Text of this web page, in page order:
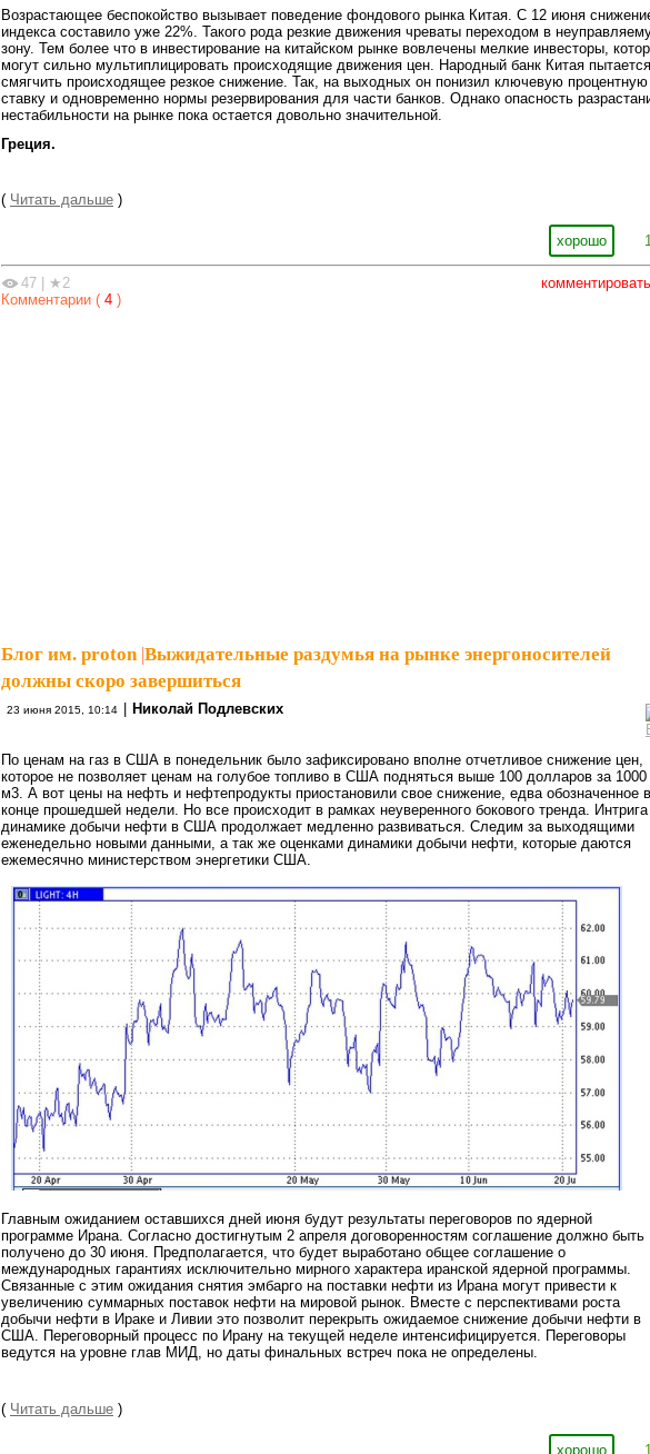
Возрастающее беспокойство вызывает поведение фондового рынка Китая. С 12 июня
индекса составило уже 22%. Такого рода резкие движения чреваты переходом в
зону. Тем более что в инвестирование на китайском рынке вовлечены мелкие инвесторы,
могут сильно мультиплицировать происходящие движения цен. Народный банк Китая пытается
смягчить происходящее резкое снижение. Так, на выходных он понизил ключевую процентную
ставку и одновременно нормы резервирования для части банков. Однако опасность
нестабильности на рынке пока остается довольно значительной.
Греция.
( Читать дальше )
хорошо
комментировать
47
★2
Комментарии ( 4 )
Блог им. proton |Выжидательные раздумья на рынке энергоносителей
должны скоро завершиться
23 июня 2015, 10:14 Николай Подлевских
По ценам на газ в США в понедельник было зафиксировано вполне отчетливое снижение цен,
которое не позволяет ценам на голубое топливо в США подняться выше 100 долларов за 1000
м3. А вот цены на нефть и нефтепродукты приостановили свое снижение, едва обозначенное в
конце прошедшей недели. Но все происходит в рамках неуверенного бокового тренда.
динамике добычи нефти в США продолжает медленно развиваться. Следим за выходящими
еженедельно новыми данными, а так же оценками динамики добычи нефти, которые даются
ежемесячно министерством энергетики США.
Главным ожиданием оставшихся дней июня будут результаты переговоров по ядерной
программе Ирана. Согласно достигнутым 2 апреля договоренностям соглашение должно быть
получено до 30 июня. Предполагается, что будет выработано общее соглашение о
международных гарантиях исключительно мирного характера иранской ядерной программы.
Связанные с этим ожидания снятия эмбарго на поставки нефти из Ирана могут привести к
увеличению суммарных поставок нефти на мировой рынок. Вместе с перспективами роста
добычи нефти в Ираке и Ливии это позволит перекрыть ожидаемое снижение добычи нефти в
США. Переговорный процесс по Ирану на текущей неделе интенсифицируется. Переговоры
ведутся на уровне глав МИД, но даты финальных встреч пока не определены.
( Читать дальше )
хорошо